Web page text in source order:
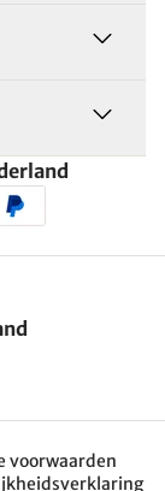
voorwaarden